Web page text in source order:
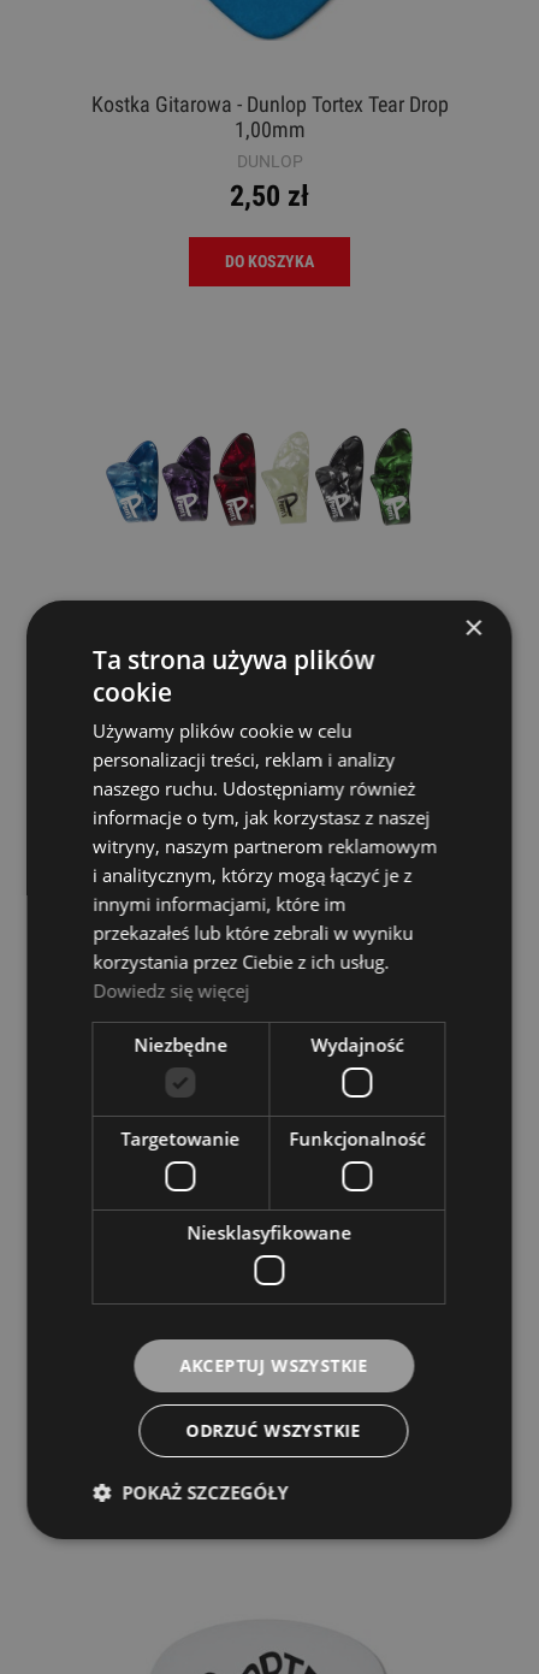
Kostka Gitarowa - Dunlop Tortex Tear Drop
1,00mm
DUNLOP
2,50 zł
DO KOSZYKA
PERRIS LEATHERS LTD.
7,00 zł
DO KOSZYKA
Kostka Gitarowa - Dunlop Tortex III 0,6mm
DUNLOP
2,50 zł
DO KOSZYKA
×
Ta strona używa plików
cookie
Używamy plików cookie w celu
personalizacji treści, reklam i analizy
naszego ruchu. Udostępniamy również
informacje o tym, jak korzystasz z naszej
witryny, naszym partnerom reklamowym
i analitycznym, którzy mogą łączyć je z
innymi informacjami, które im
przekazałeś lub które zebrali w wyniku
korzystania przez Ciebie z ich usług.
Dowiedz się więcej
Niezbędne Wydajność
Targetowanie Funkcjonalność
Niesklasyfikowane
AKCEPTUJ WSZYSTKIE
ODRZUĆ WSZYSTKIE
POKAŻ SZCZEGÓŁY